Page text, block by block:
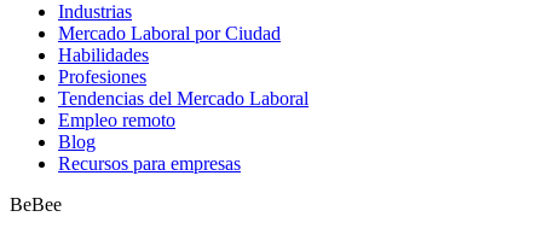
Industrias
Mercado Laboral por Ciudad
Habilidades
Profesiones
Tendencias del Mercado Laboral
Empleo remoto
Blog
Recursos para empresas
BeBee